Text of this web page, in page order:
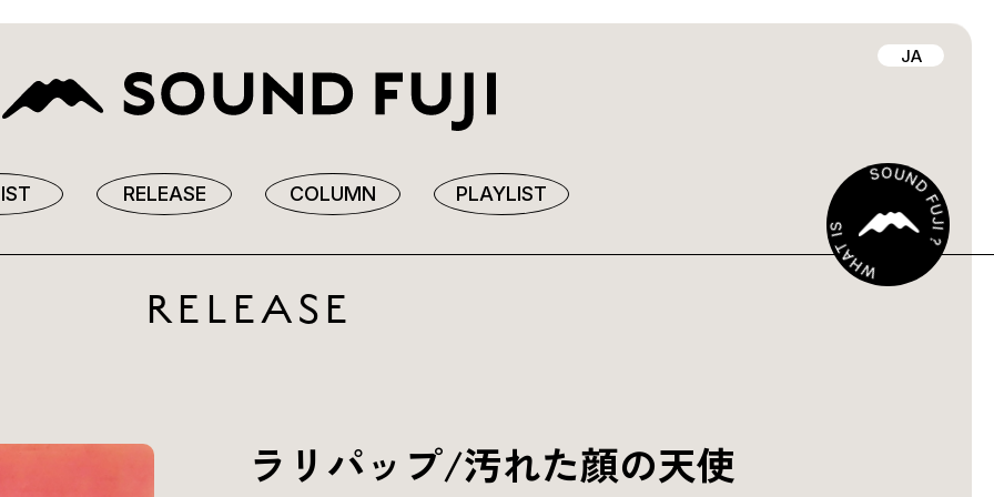
RELEASE COLUMN PLAYLIST
JA
RELEASE
ラリパップ/汚れた顔の天使